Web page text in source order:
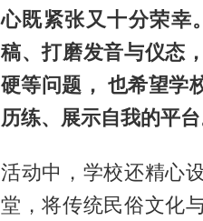
心既紧张又十分荣幸
稿、打磨发音与仪态
硬等问题， 也希望学
历练、展示自我的平台
活动中，学校还精心
堂，将传统民俗文化